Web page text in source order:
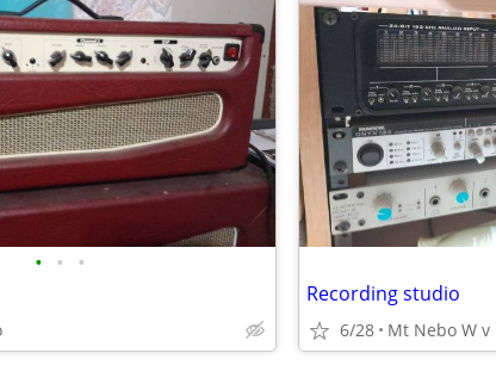
• • •
Recording studio
6/28 Mt Nebo W v